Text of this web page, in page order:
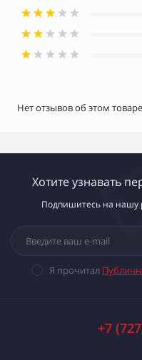
Нет отзывов об этом
Хотите узнавать
Подпишитесь на нашу
Я прочитал
+7